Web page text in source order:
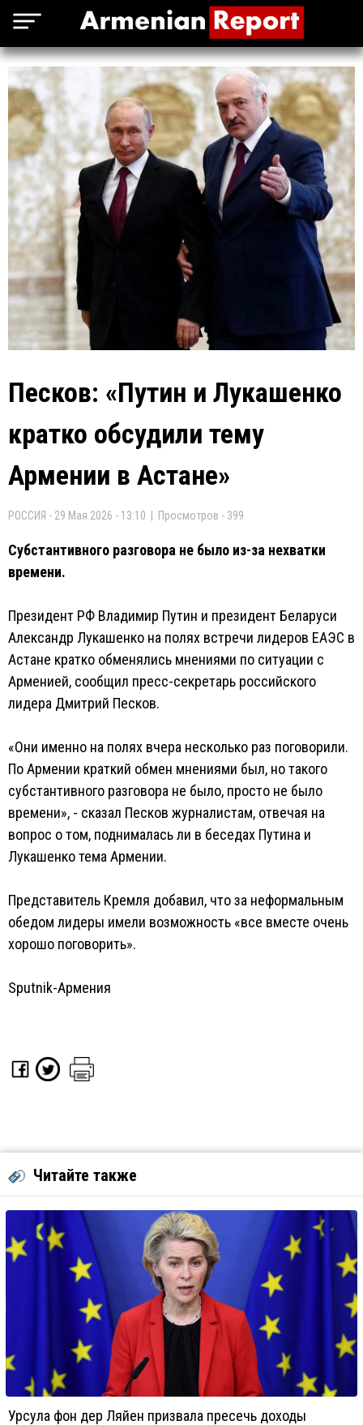
Песков: «Путин и Лукашенко
кратко обсудили тему
Армении в Астане»
РОССИЯ - 29 Мая 2026 - 13:10 | Просмотров - 399
Субстантивного разговора не было из-за нехватки
времени.
Президент РФ Владимир Путин и президент Беларуси
Александр Лукашенко на полях встречи лидеров ЕАЭС в
Астане кратко обменялись мнениями по ситуации с
Арменией, сообщил пресс-секретарь российского
лидера Дмитрий Песков.
«Они именно на полях вчера несколько раз поговорили.
По Армении краткий обмен мнениями был, но такого
субстантивного разговора не было, просто не было
времени», - сказал Песков журналистам, отвечая на
вопрос о том, поднималась ли в беседах Путина и
Лукашенко тема Армении.
Представитель Кремля добавил, что за неформальным
обедом лидеры имели возможность «все вместе очень
хорошо поговорить».
Sputnik-Армения
Читайте также
Урсула фон дер Ляйен призвала пресечь доходы